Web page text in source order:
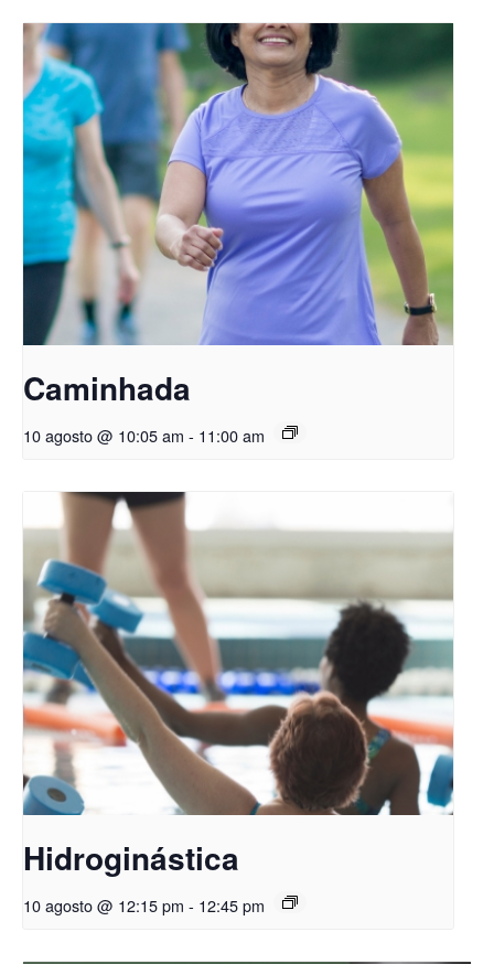
Caminhada
10 agosto @ 10:05 am - 11:00 am
Hidroginástica
10 agosto @ 12:15 pm - 12:45 pm